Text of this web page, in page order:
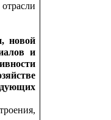
новой
и